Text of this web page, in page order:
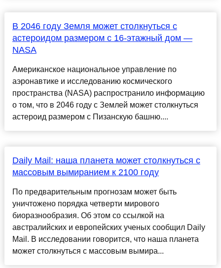
В 2046 году Земля может столкнуться с
астероидом размером с 16-этажный дом —
NASA
Американское национальное управление по
аэронавтике и исследованию космического
пространства (NASA) распространило информацию
о том, что в 2046 году с Землей может столкнуться
астероид размером с Пизанскую башню....
Daily Mail: наша планета может столкнуться с
массовым вымиранием к 2100 году
По предварительным прогнозам может быть
уничтожено порядка четверти мирового
биоразнообразия. Об этом со ссылкой на
австралийских и европейских ученых сообщил Daily
Mail. В исследовании говорится, что наша планета
может столкнуться с массовым вымира...